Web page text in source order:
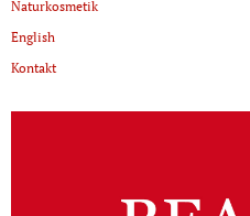
Naturkosmetik
English
Kontakt